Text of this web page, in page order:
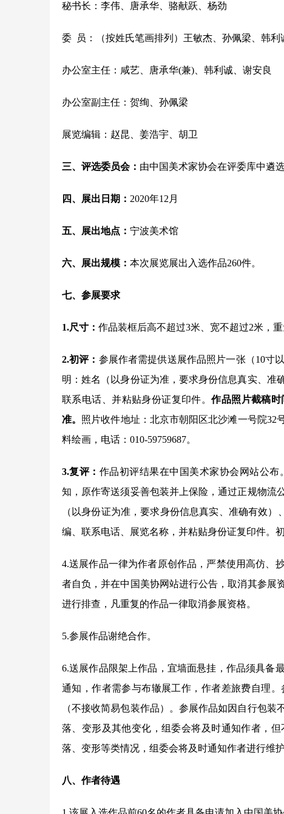
秘书长：李伟、唐承华、骆献跃、杨劲
委  员：（按姓氏笔画排列）王敏杰、孙佩梁、韩利
办公室主任：咸艺、唐承华(兼)、韩利诚、谢安良
办公室副主任：贺绚、孙佩梁
展览编辑：赵昆、姜浩宇、胡卫
三、评选委员会： 由中国美术家协会在评委库中遴
四、展出日期： 2020年12月
五、展出地点： 宁波美术馆
六、展出规模： 本次展览展出入选作品260件。
七、参展要求
1.尺寸： 作品装框后高不超过3米、宽不超过2米，重
2.初评： 参展作者需提供送展作品照片一张（10寸
明：姓名（以身份证为准，要求身份信息真实、准
联系电话、并粘贴身份证复印件。作品照片截稿时
准。 照片收件地址：北京市朝阳区北沙滩一号院32
料绘画，电话：010-59759687。
3.复评： 作品初评结果在中国美术家协会网站公
知，原作寄送须妥善包装并上保险，通过正规物流
（以身份证为准，要求身份信息真实、准确有效
编、联系电话、展览名称，并粘贴身份证复印件。
4.送展作品一律为作者原创作品，严禁使用高仿、
者自负，并在中国美协网站进行公告，取消其参展
进行排查，凡重复的作品一律取消参展资格。
5.参展作品谢绝合作。
6.送展作品限架上作品，宜墙面悬挂，作品须具备
通知，作者需参与布辙展工作，作者差旅费自理
（不接收简易包装作品）。参展作品如因自行包
落、变形及其他变化，组委会将及时通知作者，
落、变形等类情况，组委会将及时通知作者进行维
八、作者待遇